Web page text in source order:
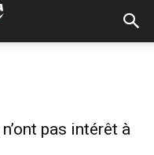
pas intérêt à